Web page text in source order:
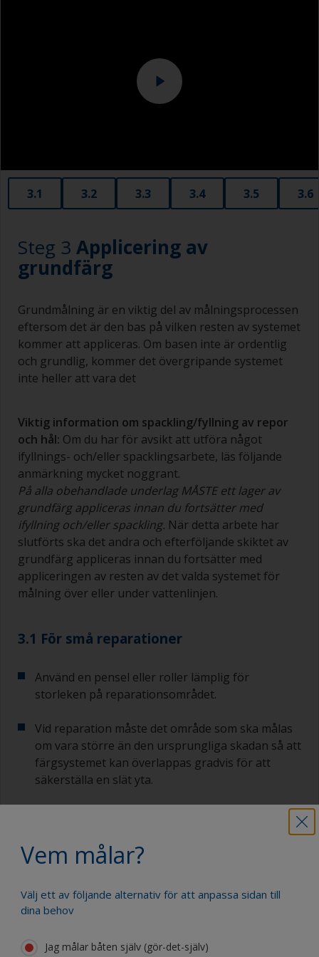
För obehandlad aluminium är blästring den
bästa förberedelsemetoden eftersom det
skapar en bra profil och bra vidhäftning.
Blästring bör dock endast utföras av en expert.
3.1 3.2 3.3 3.4 3.5 3.6
Steg 3 Applicering av
grundfärg
Grundmålning är en viktig del av målningsprocessen
eftersom det är den bas på vilken resten av systemet
kommer att appliceras. Om basen inte är ordentlig
och grundlig, kommer det övergripande systemet
inte heller att vara det
Viktig information om spackling/fyllning av repor
och hål: Om du har för avsikt att utföra något
ifyllnings- och/eller spacklingsarbete, läs följande
anmärkning mycket noggrant.
På alla obehandlade underlag MÅSTE ett lager av
grundfärg appliceras innan du fortsätter med
ifyllning och/eller spackling. När detta arbete har
slutförts ska det andra och efterföljande skiktet av
grundfärg appliceras innan du fortsätter med
appliceringen av resten av det valda systemet för
målning över eller under vattenlinjen.
3.1 För små reparationer
Använd en pensel eller roller lämplig för
storleken på reparationsområdet.
Vid reparation måste det område som ska målas
om vara större än den ursprungliga skadan så att
färgsystemet kan överlappas gradvis för att
säkerställa en slät yta.
måla det berörda området och rör dig utåt
genom att följa anvisningarna nedan.
3.2 Maskera
Maskera alla ytor som inte ska målas, som
Vem målar?
Välj ett av följande alternativ för att anpassa sidan till
dina behov
Jag målar båten själv (gör-det-själv)